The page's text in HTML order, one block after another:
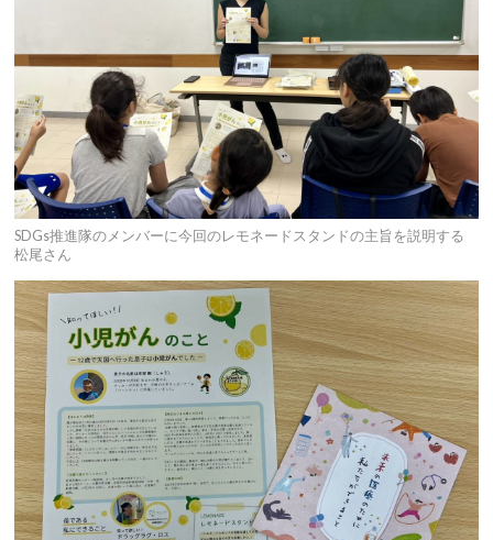
SDGs推進隊のメンバーに今回のレモネードスタンドの主旨を説明する
松尾さん